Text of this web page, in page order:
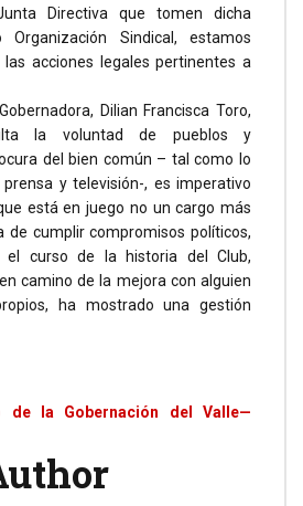
Directiva que tomen dicha
Sindical, estamos
acciones legales pertinentes a
Dilian Francisca Toro,
la voluntad de pueblos y
del bien común – tal como lo
y televisión-, es imperativo
está en juego no un cargo más
de cumplir compromisos políticos,
el curso de la historia del Club,
camino de la mejora con alguien
ha mostrado una gestión
de la Gobernación del Valle—